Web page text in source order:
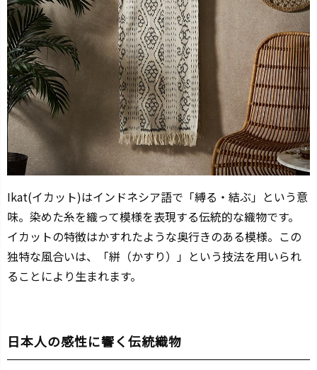
Ikat(イカット)はインドネシア語で「縛る・結ぶ」という意
味。染めた糸を織って模様を表現する伝統的な織物です。
イカットの特徴はかすれたような奥行きのある模様。この
独特な風合いは、「絣（かすり）」という技法を用いられ
ることにより生まれます。
日本人の感性に響く伝統織物